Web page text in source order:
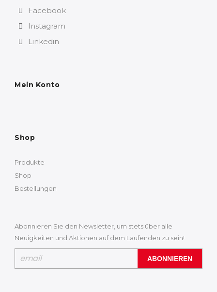
Facebook
Instagram
Linkedin
Mein Konto
Shop
Produkte
Shop
Bestellungen
Abonnieren Sie den Newsletter, um stets über alle
Neuigkeiten und Aktionen auf dem Laufenden zu sein!